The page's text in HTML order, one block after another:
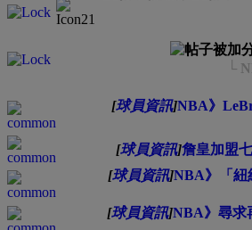
└
[球員資訊]NBA》
[球員資訊]詹皇加盟
[球員資訊]NBA》「紐
[球員資訊]NBA》尋求